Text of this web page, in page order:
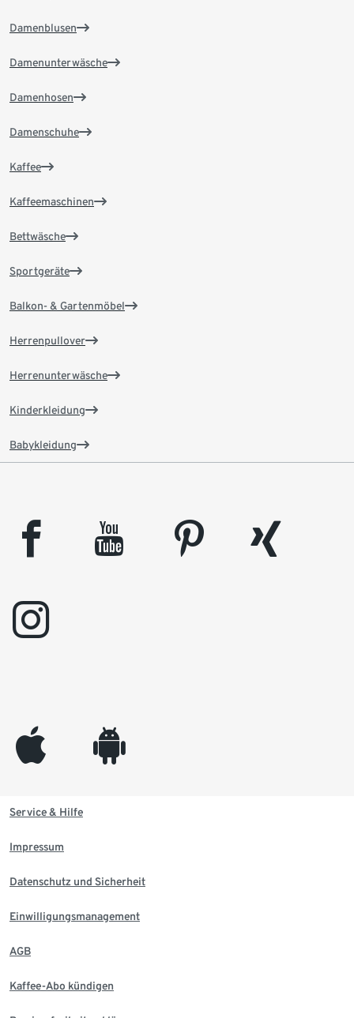
Damenblusen
Damenunterwäsche
Damenhosen
Damenschuhe
Kaffee
Kaffeemaschinen
Bettwäsche
Sportgeräte
Balkon- & Gartenmöbel
Herrenpullover
Herrenunterwäsche
Kinderkleidung
Babykleidung
facebook youtube pinterest
xing
instagram
appleinc android
Service & Hilfe
Impressum
Datenschutz und Sicherheit
Einwilligungsmanagement
AGB
Kaffee-Abo kündigen